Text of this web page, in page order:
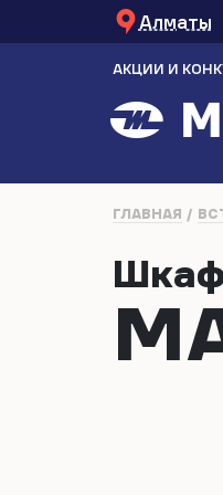
Алматы
АКЦИИ И
ГЛАВНАЯ
Шкаф